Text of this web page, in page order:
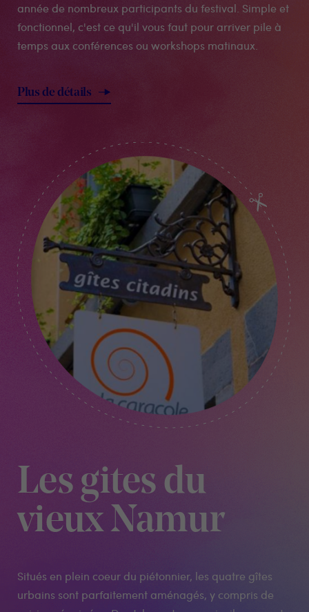
année de nombreux participants du festival. Simple et
fonctionnel, c'est ce qu'il vous faut pour arriver pile à
temps aux conférences ou workshops matinaux.
Plus de détails
Les gites du
vieux Namur
Situés en plein coeur du piétonnier, les quatre gîtes
urbains sont parfaitement aménagés, y compris de